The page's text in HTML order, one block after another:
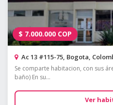
$ 7.000.000 COP
Ac 13 #115-75, Bogota,
Se comparte habitacion, con sus
baño) En su...
Ver